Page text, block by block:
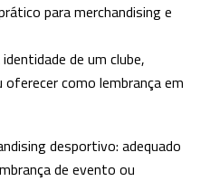
para merchandising e
de um clube,
como lembrança em
desportivo: adequado
de evento ou